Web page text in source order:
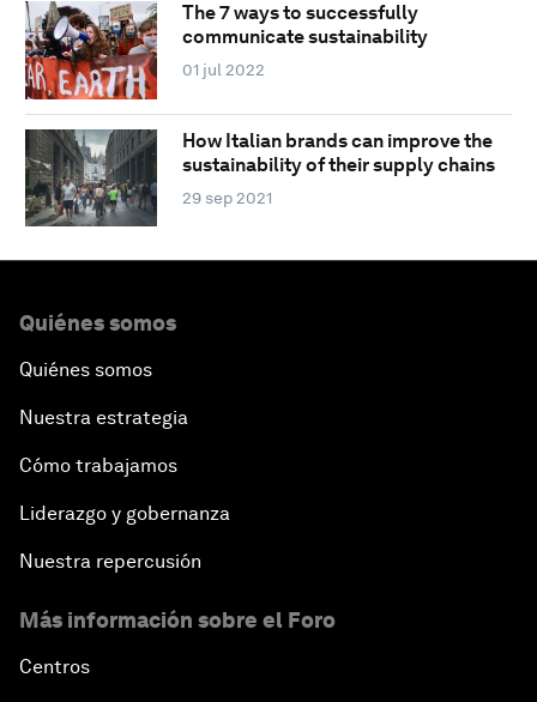
The 7 ways to successfully
communicate sustainability
01 jul 2022
How Italian brands can improve the
sustainability of their supply chains
29 sep 2021
Quiénes somos
Quiénes somos
Nuestra estrategia
Cómo trabajamos
Liderazgo y gobernanza
Nuestra repercusión
Más información sobre el Foro
Centros